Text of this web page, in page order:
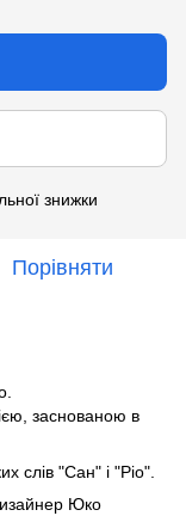
знижки
Порівняти
заснованою в
слів "Сан" і "Ріо".
Юко